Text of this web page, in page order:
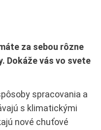
za sebou rôzne
Dokáže vás vo svete
spracovania a
s klimatickými
nové chuťové